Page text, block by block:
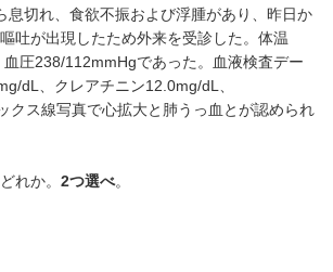
息切れ、食欲不振および浮腫があり、昨日か
吐が出現したため外来を受診した。体温
圧238/112mmHgであった。血液検査デー
dL、クレアチニン12.0mg/dL、
クス線写真で心拡大と肺うっ血とが認められ
れか。 2つ選べ。